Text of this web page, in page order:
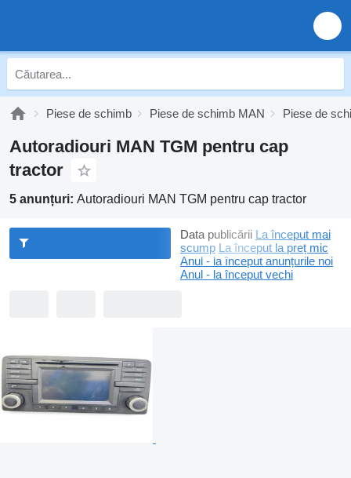
Piese de schimb Piese de schimb MAN Piese de
Autoradiouri MAN TGM pentru cap
tractor
5 anunțuri: Autoradiouri MAN TGM pentru cap tractor
Data publicării La început mai
scump La început la preț mic
Anul - la început anunțurile noi
Anul - la început vechi